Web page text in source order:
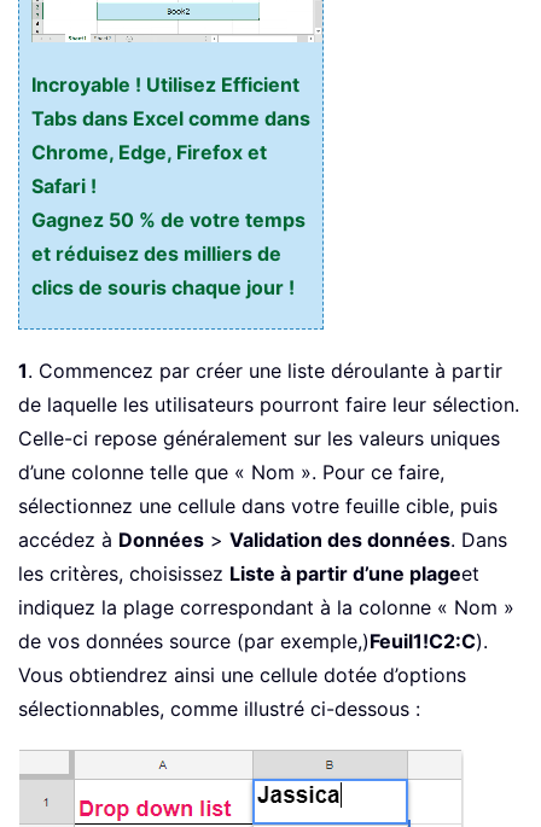
Incroyable ! Utilisez Efficient
Tabs dans Excel comme dans
Chrome, Edge, Firefox et
Safari !
Gagnez 50 % de votre temps
et réduisez des milliers de
clics de souris chaque jour !
1. Commencez par créer une liste déroulante à partir
de laquelle les utilisateurs pourront faire leur sélection.
Celle-ci repose généralement sur les valeurs uniques
d’une colonne telle que « Nom ». Pour ce faire,
sélectionnez une cellule dans votre feuille cible, puis
accédez à Données > Validation des données. Dans
les critères, choisissez Liste à partir d’une plageet
indiquez la plage correspondant à la colonne « Nom »
de vos données source (par exemple,)Feuil1!C2:C).
Vous obtiendrez ainsi une cellule dotée d’options
sélectionnables, comme illustré ci-dessous :